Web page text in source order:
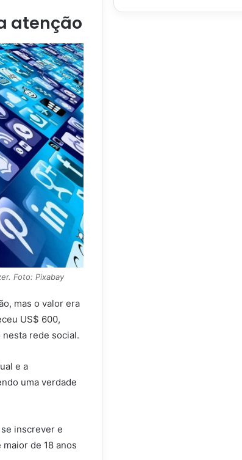
atenção
Foto: Pixabay
mas o valor era
US$ 600,
rede social.
e a
uma verdade
inscrever e
de 18 anos